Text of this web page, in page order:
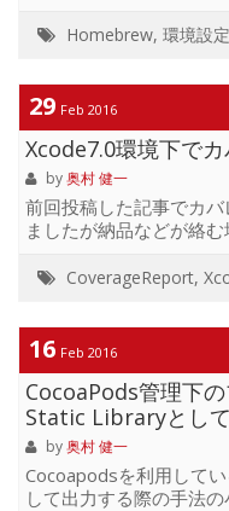
書きます。 ただ書き換
ールする物を見直し オ
Homebrewとは →
項目 設定 > デスクトッ
の時間 : 5分 設定 >
設定 > Missin...
Homebrew, 環境設定
29 Feb 2016
Xcode7.0環境下で
by奥村 健一
前回投稿した記事でカ
ましたが納品などが絡
で備忘録がてら共有い
10.10.5 Xcode 7.2
0.9.5 対象となるケース
いる Unitテストを書い
で出力したい 利用する
gnu-se...
CoverageReport,
16 Feb 2016
CocoaPods管理下
Static Libraryとし
by奥村 健一
Cocoapodsを利用して
して出力する際の手法